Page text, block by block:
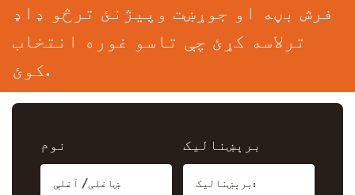
فرش بڼه او جوړښت وپیژنئ ترڅو ډاډ
ترلاسه کړئ چې تاسو غوره انتخاب
کوئ.
نوم برېښنالیک